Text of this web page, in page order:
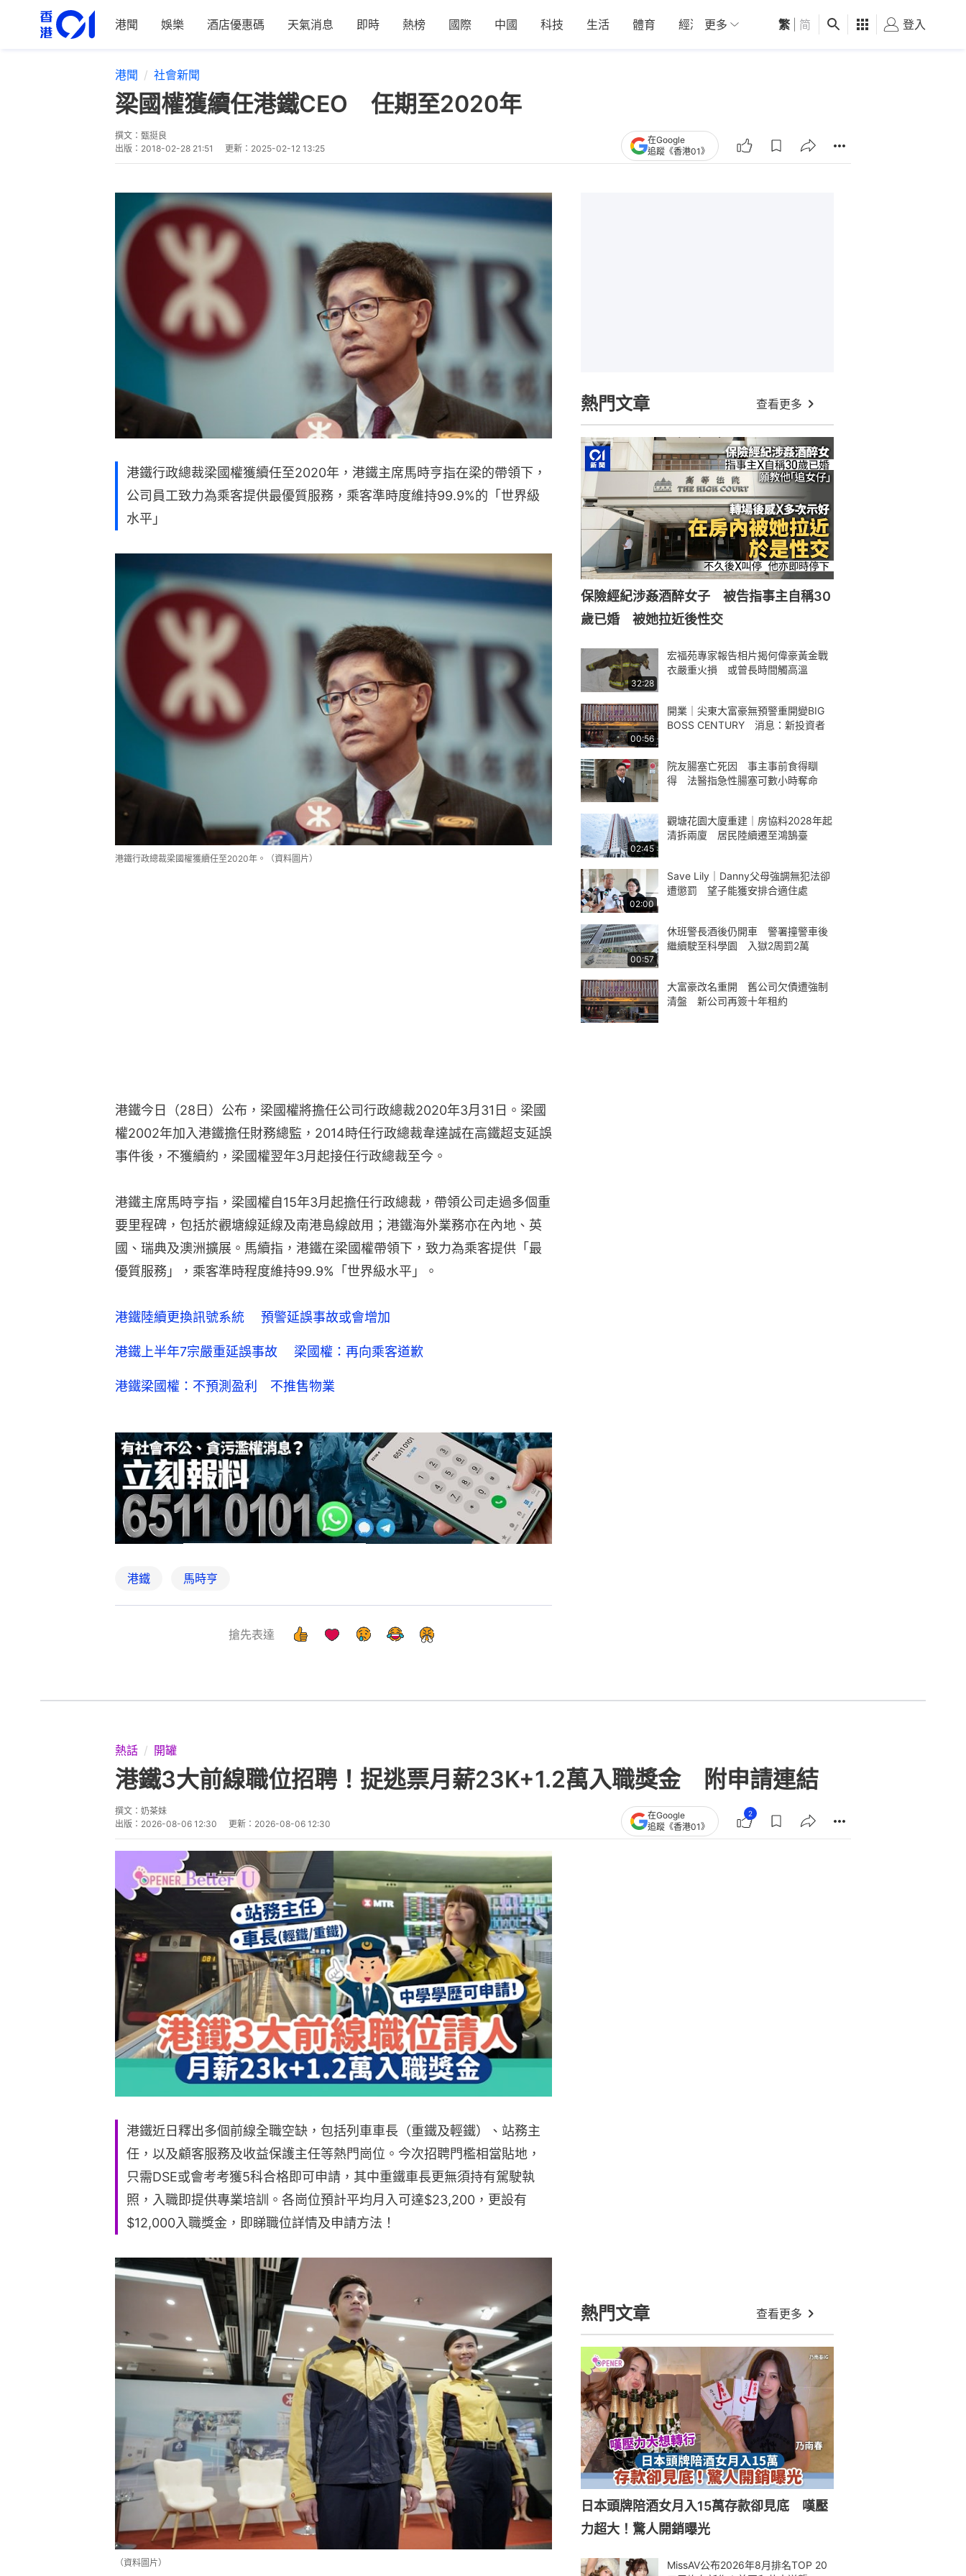
港聞 娛樂 酒店優惠碼 天氣消息 即時 熱榜 國際 中國 科技 生活 體育 經濟 01深圳 觀點 健康 好食玩飛
更多 繁 简 登入
港聞 社會新聞
梁國權獲續任港鐵CEO 任期至2020年
撰文： 甄挺良
出版： 2018-02-28 21:51 更新： 2025-02-12 13:25
在Google
追蹤《香港01》
港鐵行政總裁梁國權獲續任至2020年，港鐵主席馬時亨指在梁的帶領下，
公司員工致力為乘客提供最優質服務，乘客準時度維持99.9%的「世界級
水平」
港鐵行政總裁梁國權獲續任至2020年。（資料圖片）
港鐵今日（28日）公布，梁國權將擔任公司行政總裁2020年3月31日。梁國
權2002年加入港鐵擔任財務總監，2014時任行政總裁韋達誠在高鐵超支延誤
事件後，不獲續約，梁國權翌年3月起接任行政總裁至今。
港鐵主席馬時亨指，梁國權自15年3月起擔任行政總裁，帶領公司走過多個重
要里程碑，包括於觀塘線延線及南港島線啟用；港鐵海外業務亦在內地、英
國、瑞典及澳洲擴展。馬續指，港鐵在梁國權帶領下，致力為乘客提供「最
優質服務」，乘客準時程度維持99.9%「世界級水平」。
港鐵陸續更換訊號系統 預警延誤事故或會增加
港鐵上半年7宗嚴重延誤事故 梁國權：再向乘客道歉
港鐵梁國權：不預測盈利 不推售物業
港鐵 馬時亨
搶先表達
熱門文章 查看更多
保險經紀涉姦酒醉女子 被告指事主自稱30
歲已婚 被她拉近後性交
32:28
宏福苑專家報告相片揭何偉豪黃金戰
衣嚴重火損 或曾長時間觸高溫
00:56
開業｜尖東大富豪無預警重開變BIG
BOSS CENTURY 消息：新投資者
院友腸塞亡死因 事主事前食得瞓
得 法醫指急性腸塞可數小時奪命
02:45
觀塘花園大廈重建｜房協料2028年起
清拆兩廈 居民陸續遷至鴻鵠臺
02:00
Save Lily｜Danny父母強調無犯法卻
遭懲罰 望子能獲安排合適住處
00:57
休班警長酒後仍開車 警署撞警車後
繼續駛至科學園 入獄2周罰2萬
大富豪改名重開 舊公司欠債遭強制
清盤 新公司再簽十年租約
熱話 開罐
港鐵3大前線職位招聘！捉逃票月薪23K+1.2萬入職獎金 附申請連結
撰文： 奶茶妹
出版： 2026-08-06 12:30 更新： 2026-08-06 12:30
在Google
追蹤《香港01》
2
港鐵近日釋出多個前線全職空缺，包括列車車長（重鐵及輕鐵）、站務主
任，以及顧客服務及收益保護主任等熱門崗位。今次招聘門檻相當貼地，
只需DSE或會考考獲5科合格即可申請，其中重鐵車長更無須持有駕駛執
照，入職即提供專業培訓。各崗位預計平均月入可達$23,200，更設有
$12,000入職獎金，即睇職位詳情及申請方法！
（資料圖片）
熱門文章 查看更多
日本頭牌陪酒女月入15萬存款卻見底 嘆壓
力超大！驚人開銷曝光
MissAV公布2026年8月排名TOP 20